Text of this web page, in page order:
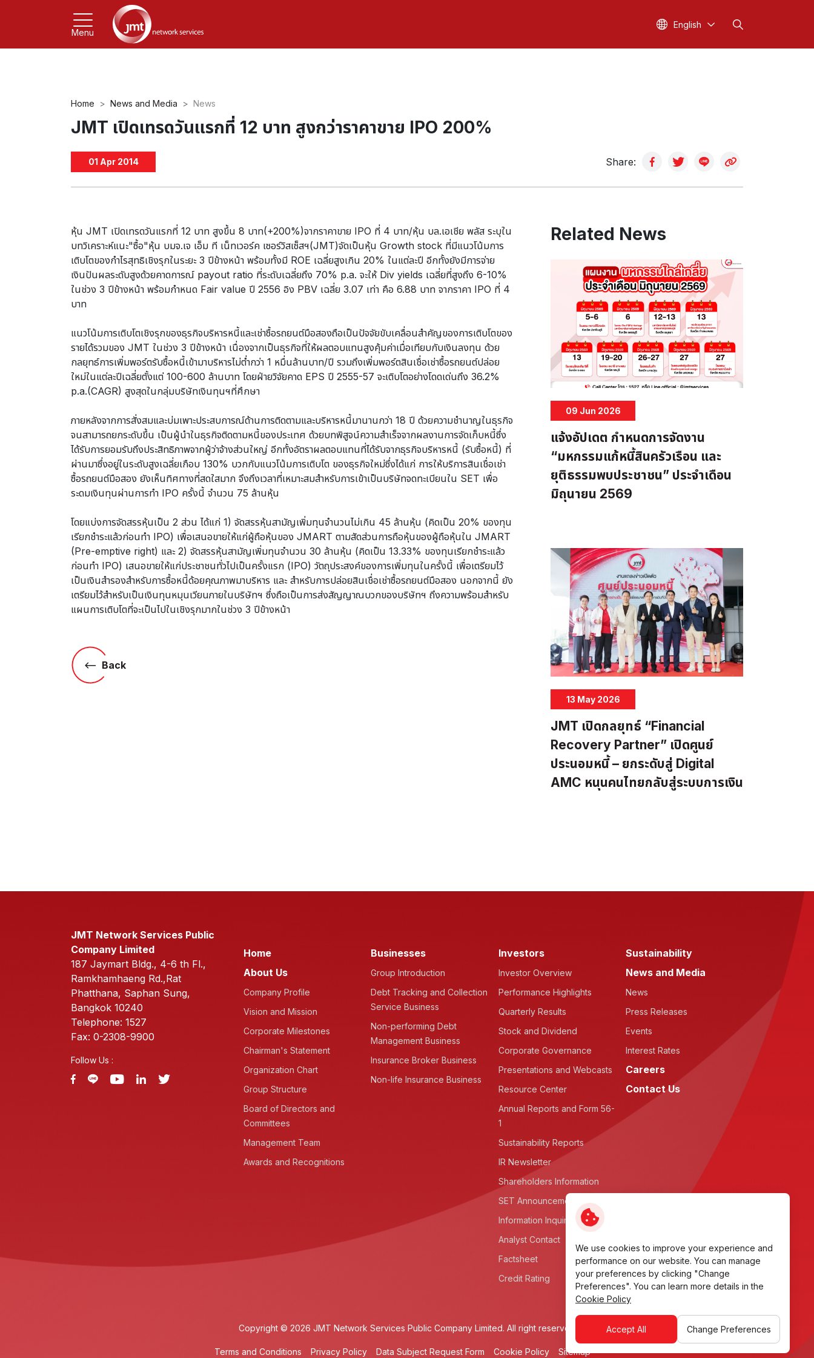
Menu
English
Home News and Media News
JMT เปิดเทรดวันแรกที่ 12 บาท สูงกว่าราคาขาย IPO 200%
01 Apr 2014 Share:
หุ้น JMT เปิดเทรดวันแรกที่ 12 บาท สูงขึ้น 8 บาท(+200%)จากราคาขาย IPO ที่ 4 บาท/หุ้น บล.เอเชีย พลัส ระบุใน
บทวิเคราะห์แนะ"ซื้อ"หุ้น บมจ.เจ เอ็ม ที เน็ทเวอร์ค เซอร์วิสเซ็สฯ(JMT)จัดเป็นหุ้น Growth stock ที่มีแนวโน้มการ
เติบโตของกำไรสุทธิเชิงรุกในระยะ 3 ปีข้างหน้า พร้อมทั้งมี ROE เฉลี่ยสูงเกิน 20% ในแต่ละปี อีกทั้งยังมีการจ่าย
เงินปันผลระดับสูงด้วยคาดการณ์ payout ratio ที่ระดับเฉลี่ยถึง 70% p.a. จะให้ Div yields เฉลี่ยที่สูงถึง 6-10%
ในช่วง 3 ปีข้างหน้า พร้อมกำหนด Fair value ปี 2556 อิง PBV เฉลี่ย 3.07 เท่า คือ 6.88 บาท จากราคา IPO ที่ 4
บาท
แนวโน้มการเติบโตเชิงรุกของธุรกิจบริหารหนี้และเช่าซื้อรถยนต์มือสองถือเป็นปัจจัยขับเคลื่อนสำคัญของการเติบโตของ
รายได้รวมของ JMT ในช่วง 3 ปีข้างหน้า เนื่องจากเป็นธุรกิจที่ให้ผลตอบแทนสูงคุ้มค่าเมื่อเทียบกับเงินลงทุน ด้วย
กลยุทธ์การเพิ่มพอร์ตรับซื้อหนี้เข้ามาบริหารไม่ต่ำกว่า 1 หมื่นล้านบาท/ปี รวมถึงเพิ่มพอร์ตสินเชื่อเช่าซื้อรถยนต์ปล่อย
ใหม่ในแต่ละปีเฉลี่ยตั้งแต่ 100-600 ล้านบาท โดยฝ่ายวิจัยคาด EPS ปี 2555-57 จะเติบโตอย่างโดดเด่นถึง 36.2%
p.a.(CAGR) สูงสุดในกลุ่มบริษัทเงินทุนฯที่ศึกษา
ภายหลังจากการสั่งสมและบ่มเพาะประสบการณ์ด้านการติดตามและบริหารหนี้มานานกว่า 18 ปี ด้วยความชำนาญในธุรกิจ
จนสามารถยกระดับขึ้น เป็นผู้นำในธุรกิจติดตามหนี้ของประเทศ ด้วยบทพิสูจน์ความสำเร็จจากผลงานการจัดเก็บหนี้ซึ่ง
ได้รับการยอมรับถึงประสิทธิภาพจากผู้ว่าจ้างส่วนใหญ่ อีกทั้งอัตราผลตอบแทนที่ได้รับจากธุรกิจบริหารหนี้ (รับซื้อหนี้) ที่
ผ่านมาซึ่งอยู่ในระดับสูงเฉลี่ยเกือบ 130% บวกกับแนวโน้มการเติบโต ของธุรกิจใหม่ซึ่งได้แก่ การให้บริการสินเชื่อเช่า
ซื้อรถยนต์มือสอง ยังเห็นทิศทางที่สดใสมาก จึงถึงเวลาที่เหมาะสมสำหรับการเข้าเป็นบริษัทจดทะเบียนใน SET เพื่อ
ระดมเงินทุนผ่านการทำ IPO ครั้งนี้ จำนวน 75 ล้านหุ้น
โดยแบ่งการจัดสรรหุ้นเป็น 2 ส่วน ได้แก่ 1) จัดสรรหุ้นสามัญเพิ่มทุนจำนวนไม่เกิน 45 ล้านหุ้น (คิดเป็น 20% ของทุน
เรียกชำระแล้วก่อนทำ IPO) เพื่อเสนอขายให้แก่ผู้ถือหุ้นของ JMART ตามสัดส่วนการถือหุ้นของผู้ถือหุ้นใน JMART
(Pre-emptive right) และ 2) จัดสรรหุ้นสามัญเพิ่มทุนจำนวน 30 ล้านหุ้น (คิดเป็น 13.33% ของทุนเรียกชำระแล้ว
ก่อนทำ IPO) เสนอขายให้แก่ประชาชนทั่วไปเป็นครั้งแรก (IPO) วัตถุประสงค์ของการเพิ่มทุนในครั้งนี้ เพื่อเตรียมไว้
เป็นเงินสำรองสำหรับการซื้อหนี้ด้อยคุณภาพมาบริหาร และ สำหรับการปล่อยสินเชื่อเช่าซื้อรถยนต์มือสอง นอกจากนี้ ยัง
เตรียมไว้สำหรับเป็นเงินทุนหมุนเวียนภายในบริษัทฯ ซึ่งถือเป็นการส่งสัญญาณบวกของบริษัทฯ ถึงความพร้อมสำหรับ
แผนการเติบโตที่จะเป็นไปในเชิงรุกมากในช่วง 3 ปีข้างหน้า
Back
Related News
09 Jun 2026
แจ้งอัปเดต กำหนดการจัดงาน
“มหกรรมแก้หนี้สินครัวเรือน และ
ยุติธรรมพบประชาชน” ประจำเดือน
มิถุนายน 2569
13 May 2026
JMT เปิดกลยุทธ์ “Financial
Recovery Partner” เปิดศูนย์
ประนอมหนี้ – ยกระดับสู่ Digital
AMC หนุนคนไทยกลับสู่ระบบการเงิน
JMT Network Services Public
Company Limited
187 Jaymart Bldg., 4-6 th Fl.,
Ramkhamhaeng Rd.,Rat
Phatthana, Saphan Sung,
Bangkok 10240
Telephone: 1527
Fax: 0-2308-9900
Follow Us :
Home
About Us
Company Profile
Vision and Mission
Corporate Milestones
Chairman's Statement
Organization Chart
Group Structure
Board of Directors and
Committees
Management Team
Awards and Recognitions
Businesses
Group Introduction
Debt Tracking and Collection
Service Business
Non-performing Debt
Management Business
Insurance Broker Business
Non-life Insurance Business
Investors
Investor Overview
Performance Highlights
Quarterly Results
Stock and Dividend
Corporate Governance
Presentations and Webcasts
Resource Center
Annual Reports and Form 56-
1
Sustainability Reports
IR Newsletter
Shareholders Information
SET Announcements
Information Inquiry
Analyst Contact
Factsheet
Credit Rating
Sustainability
News and Media
News
Press Releases
Events
Interest Rates
Careers
Contact Us
Copyright © 2026 JMT Network Services Public Company Limited. All right reserved
Terms and Conditions Privacy Policy Data Subject Request Form Cookie Policy Sitemap
We use cookies to improve your experience and
performance on our website. You can manage
your preferences by clicking "Change
Preferences". You can learn more details in the
Cookie Policy
Accept All Change Preferences